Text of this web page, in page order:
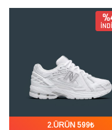
2.ÜRÜN 599₺